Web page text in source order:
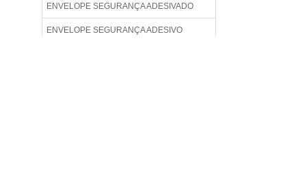
ENVELOPE SEGURANÇA ADESIVADO
ENVELOPE SEGURANÇA ADESIVO